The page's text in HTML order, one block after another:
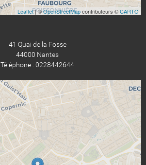
Leaflet| ©OpenStreetMapcontributeurs ©CARTO
41 Quai de la Fosse
44000 Nantes
Téléphone : 0228442644